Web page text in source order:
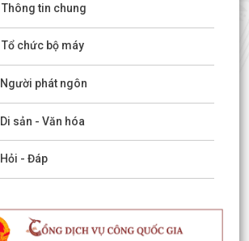
Thông tin chung
Tổ chức bộ máy
Người phát ngôn
Di sản - Văn hóa
Hỏi - Đáp